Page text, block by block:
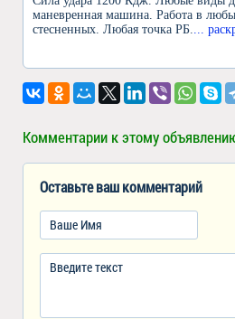
маневренная машина. Работа в
стесненных. Любая точка РБ....
Комментарии к этому
Оставьте ваш комментарий